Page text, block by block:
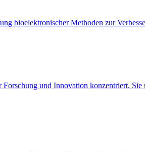
bioelektronischer Methoden zur
und Innovation konzentriert.